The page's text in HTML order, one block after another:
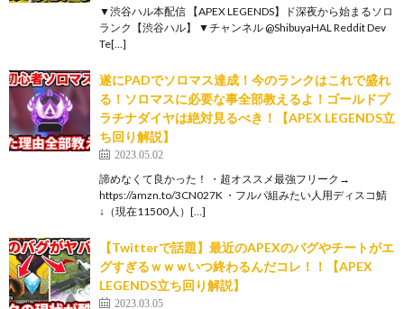
▼渋谷ハル本配信 【APEX LEGENDS】ド深夜から始まるソロ
ランク【渋谷ハル】 ▼チャンネル @ShibuyaHAL Reddit Dev
Te[…]
遂にPADでソロマス達成！今のランクはこれで盛れ
る！ソロマスに必要な事全部教えるよ！ゴールドプ
ラチナダイヤは絶対見るべき！【APEX LEGENDS立
ち回り解説】
2023.05.02
諦めなくて良かった！ ・超オススメ最強フリーク→
https://amzn.to/3CN027K ・フルパ組みたい人用ディスコ鯖
↓（現在11500人）[…]
【Twitterで話題】最近のAPEXのバグやチートがエ
グすぎるｗｗｗいつ終わるんだコレ！！【APEX
LEGENDS立ち回り解説】
2023.03.05